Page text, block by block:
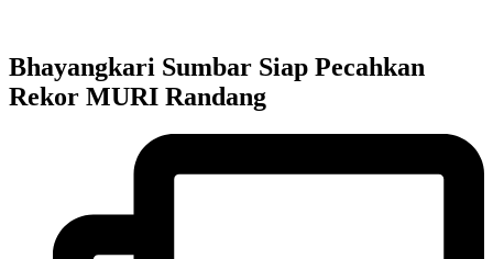
Bhayangkari Sumbar Siap Pecahkan
Rekor MURI Randang